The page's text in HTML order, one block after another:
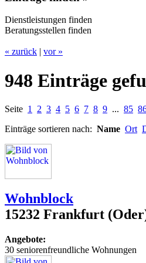
Dienstleistungen finden
Beratungsstellen finden
« zurück | vor »
948 Einträge
Seite 1 2 3 4 5 6 7 8 9 ... 85
Einträge sortieren nach: Name Ort
Wohnblock
15232 Frankfurt
Angebote:
30 seniorenfreundliche Wohnungen